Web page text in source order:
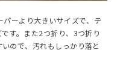
ーより大きいサイズで、テ
す。また2つ折り、3つ折り
ので、汚れもしっかり落と